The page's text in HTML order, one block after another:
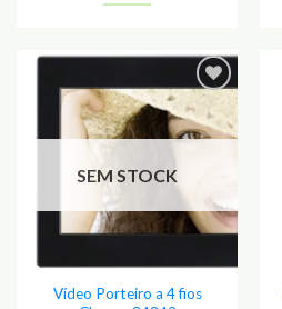
SEM STOCK
Vídeo Porteiro a 4 fios